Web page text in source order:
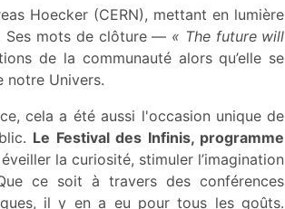
Hoecker (CERN), mettant en lumière
Ses mots de clôture — « The future will
de la communauté alors qu’elle se
notre Univers.
cela a été aussi l'occasion unique de
Le Festival des Infinis, programme
la curiosité, stimuler l’imagination
ce soit à travers des conférences
il y en a eu pour tous les goûts.